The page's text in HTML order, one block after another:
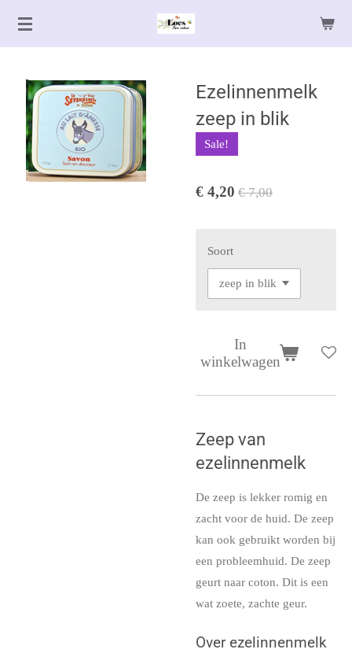
Ga
hoofdinhoud
Ezelinnenmelk
zeep in blik
Sale!
€ 4,20 € 7,00
Soort
In
winkelwagen
Zeep van
ezelinnenmelk
De zeep is lekker romig en
zacht voor de huid. De zeep
kan ook gebruikt worden bij
een probleemhuid. De zeep
geurt naar coton. Dit is een
wat zoete, zachte geur.
Over ezelinnenmelk